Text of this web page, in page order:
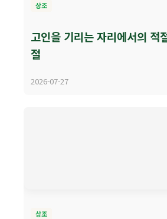
상조
고인을 기리는 자리에서의 적
절
2026-07-27
상조